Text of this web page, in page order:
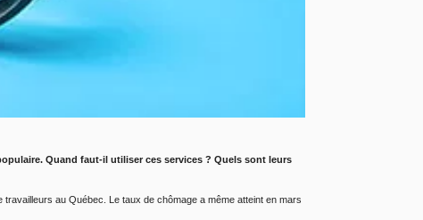
Quand faut-il utiliser ces services ? Quels sont leurs
au Québec. Le taux de chômage a même atteint en mars